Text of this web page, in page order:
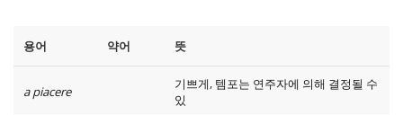
용어 약어 뜻
a piacere
기쁘게, 템포는 연주자에 의해 결정될 수
있